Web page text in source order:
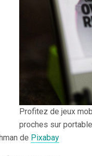
Profitez de jeux
proches sur portable
de Pixabay